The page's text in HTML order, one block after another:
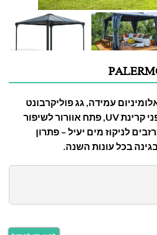
עמידה, גג פוליקרבונט
HEAT BLOCK להגנה מפני קרינת UV, פתח אוורור לשיפור
לניקוז מים יעיל – פתרון
בכל עונות השנה.